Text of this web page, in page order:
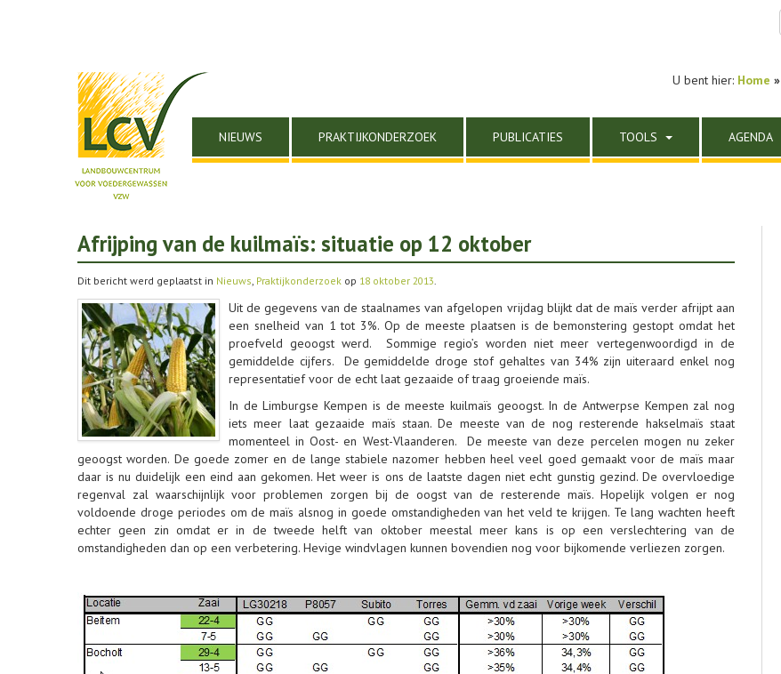
U bent hier: Home »
NIEUWS PRAKTIJKONDERZOEK PUBLICATIES TOOLS AGENDA
Afrijping van de kuilmaïs: situatie op 12 oktober
Dit bericht werd geplaatst in Nieuws, Praktijkonderzoek op 18 oktober 2013.
Uit de gegevens van de staalnames van afgelopen vrijdag blijkt dat de maïs verder afrijpt aan
een snelheid van 1 tot 3%. Op de meeste plaatsen is de bemonstering gestopt omdat het
proefveld geoogst werd. Sommige regio’s worden niet meer vertegenwoordigd in de
gemiddelde cijfers. De gemiddelde droge stof gehaltes van 34% zijn uiteraard enkel nog
representatief voor de echt laat gezaaide of traag groeiende maïs.
In de Limburgse Kempen is de meeste kuilmaïs geoogst. In de Antwerpse Kempen zal nog
iets meer laat gezaaide maïs staan. De meeste van de nog resterende hakselmaïs staat
momenteel in Oost- en West-Vlaanderen. De meeste van deze percelen mogen nu zeker
geoogst worden. De goede zomer en de lange stabiele nazomer hebben heel veel goed gemaakt voor de maïs maar
daar is nu duidelijk een eind aan gekomen. Het weer is ons de laatste dagen niet echt gunstig gezind. De overvloedige
regenval zal waarschijnlijk voor problemen zorgen bij de oogst van de resterende maïs. Hopelijk volgen er nog
voldoende droge periodes om de maïs alsnog in goede omstandigheden van het veld te krijgen. Te lang wachten heeft
echter geen zin omdat er in de tweede helft van oktober meestal meer kans is op een verslechtering van de
omstandigheden dan op een verbetering. Hevige windvlagen kunnen bovendien nog voor bijkomende verliezen zorgen.